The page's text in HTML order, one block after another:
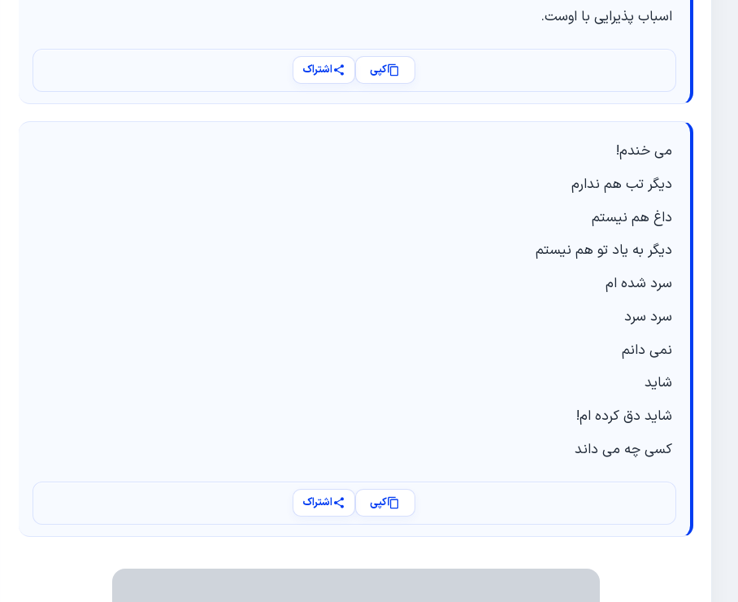
اسباب پذیرایی با اوست.
کپی اشتراک
می خندم!
دیگر تب هم ندارم
داغ هم نیستم
دیگر به یاد تو هم نیستم
سرد شده ام
سرد سرد
نمی دانم
شاید
شاید دق کرده ام!
کسی چه می داند
کپی اشتراک